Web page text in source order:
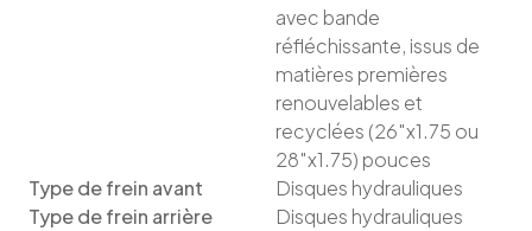
avec bande
réfléchissante, issus de
matières premières
renouvelables et
recyclées (26″x1.75 ou
28″x1.75) pouces
Type de frein avant
Disques hydrauliques
Type de frein arrière
Disques hydrauliques